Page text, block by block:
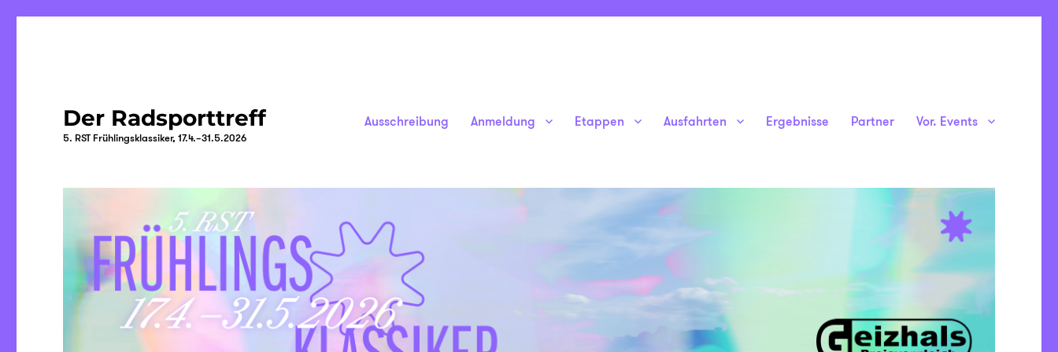
Der Radsporttreff
5. RST Frühlingsklassiker, 17.4.–31.5.2026
Ausschreibung Anmeldung Etappen Ausfahrten Ergebnisse Partner Vor. Events